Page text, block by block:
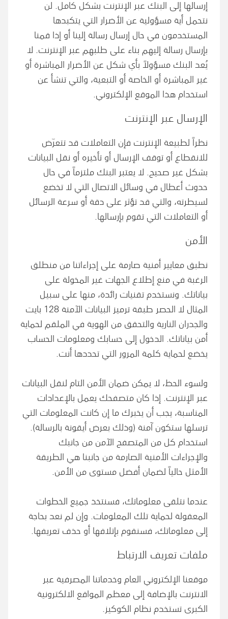
إرسالها إلى البنك عبر الإنترنت بشكل كامل. لن
نتحمل أية مسؤولية عن الأضرار التي يتكبدها
المستخدمون في حال إرسال رسالة إلينا أو إذا قمنا
بإرسال رسالة إليهم بناء على طلبهم عبر الإنترنت. لا
يُعد البنك مسؤولاً بأي شكل عن الأضرار المباشرة أو
غير المباشرة أو الخاصة أو التبعية، والتي تنشأ عن
استخدام هذا الموقع الإلكتروني.
الإرسال عبر الإنترنت
نظراً لطبيعة الإنترنت فإن التعاملات قد تتعرّض
للانقطاع أو توقف الإرسال أو تأخيره أو نقل البيانات
بشكل غير صحيح. لا يعتبر البنك ملتزماً في حال
حدوث أعطال في وسائل الاتصال التي لا تخضع
لسيطرته، والتي قد تؤثر على دقة أو سرعة الرسائل
أو التعاملات التي تقوم بإرسالها.
الأمن
نطبق معايير أمنية صارمة على إجراءاتنا من منطلق
الرغبة في منع إطلاع الجهات غير المخولة على
بياناتك. ونستخدم تقنيات رائدة، منها على سبيل
المثال لا الحصر طبقة ترميز البيانات الآمنة 128 بايت
والجدران النارية والتحقق من الهوية في الملقم لحماية
أمن بياناتك. الدخول إلى حسابك ومعلومات الحساب
يخضع لحماية كلمة المرور التي تحددها أنت.
ولسوء الحظ، لا يمكن ضمان الأمن التام لنقل البيانات
عبر الإنترنت. إذا كان متصفحك يعمل بالإعدادات
المناسبة، يجب أن يخبرك ما إن كانت المعلومات التي
ترسلها ستكون آمنة (وذلك بعرض أيقونة بالرسالة).
استخدام كل من المتصفح الآمن من جانبك
والإجراءات الأمنية الصارمة من جانبنا هي الطريقة
الأمثل حالياً لضمان أفضل مستوى من الأمن.
عندما نتلقى معلوماتك، فسنتخذ جميع الخطوات
المعقولة لحماية تلك المعلومات. وإن لم نعد بحاجة
إلى معلوماتك، فسنقوم بإتلافها أو حذف تعريفها.
ملفات تعريف الارتباط
موقعنا الإلكتروني العام وخدماتنا المصرفية عبر
الانترنت بالإضافة إلى معظم المواقع الالكترونية
الكبرى تستخدم نظام الكوكيز.